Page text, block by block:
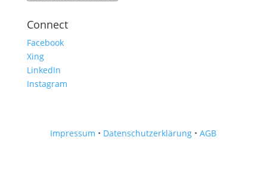
Connect
Facebook
Xing
LinkedIn
Instagram
Impressum • Datenschutzerklärung •AGB